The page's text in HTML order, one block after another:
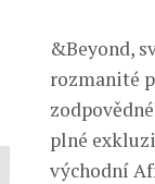
&Beyond,
rozmanité
plné
východní